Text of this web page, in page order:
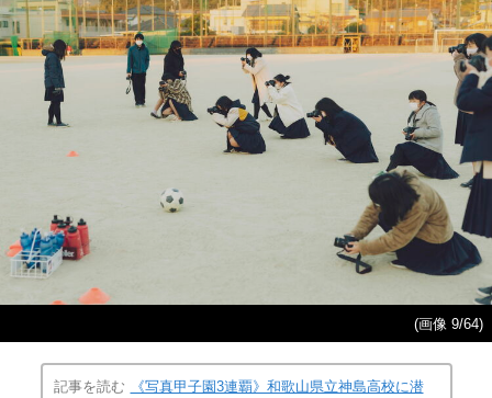
(画像 9/64)
記事を読む
《写真甲子園3連覇》和歌山県立神島高校に潜